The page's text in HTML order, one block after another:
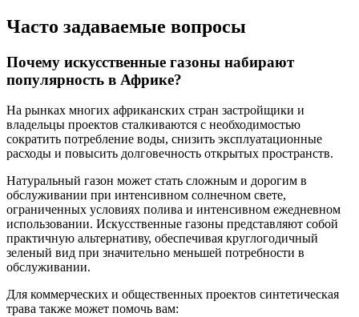
Часто задаваемые вопросы
Почему искусственные газоны набирают
популярность в Африке?
На рынках многих африканских стран застройщики и
владельцы проектов сталкиваются с необходимостью
сократить потребление воды, снизить эксплуатационные
расходы и повысить долговечность открытых пространств.
Натуральный газон может стать сложным и дорогим в
обслуживании при интенсивном солнечном свете,
ограниченных условиях полива и интенсивном ежедневном
использовании. Искусственные газоны представляют собой
практичную альтернативу, обеспечивая круглогодичный
зеленый вид при значительно меньшей потребности в
обслуживании.
Для коммерческих и общественных проектов синтетическая
трава также может помочь вам: